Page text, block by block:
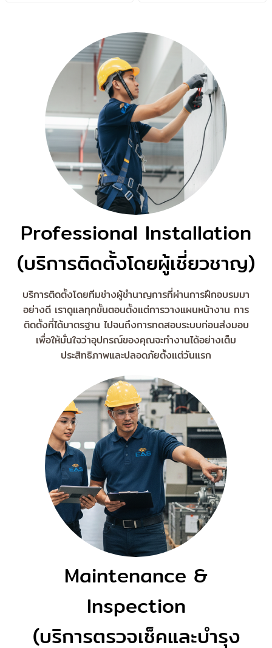
Professional Installation
(บริการติดตั้งโดยผู้เชี่ยวชาญ)
บริการติดตั้งโดยทีมช่างผู้ชำนาญการที่ผ่านการฝึกอบรมมา
อย่างดี เราดูแลทุกขั้นตอนตั้งแต่การวางแผนหน้างาน การ
ติดตั้งที่ได้มาตรฐาน ไปจนถึงการทดสอบระบบก่อนส่งมอบ
เพื่อให้มั่นใจว่าอุปกรณ์ของคุณจะทำงานได้อย่างเต็ม
ประสิทธิภาพและปลอดภัยตั้งแต่วันแรก
Maintenance &
Inspection
(บริการตรวจเช็คและบำรุง